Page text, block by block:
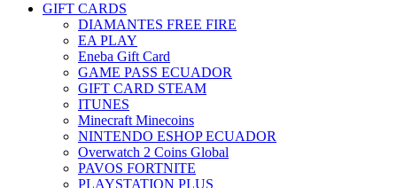
GIFT CARDS
DIAMANTES FREE FIRE
EA PLAY
Eneba Gift Card
GAME PASS ECUADOR
GIFT CARD STEAM
ITUNES
Minecraft Minecoins
NINTENDO ESHOP ECUADOR
Overwatch 2 Coins Global
PAVOS FORTNITE
PLAYSTATION PLUS